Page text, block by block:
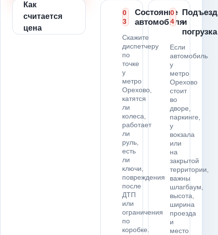
Как
считается
цена
0
3
Состояние
автомобиля
Скажите
диспетчеру
по
точке
у
метро
Орехово,
катятся
ли
колеса,
работает
ли
руль,
есть
ли
ключи,
повреждения
после
ДТП
или
ограничения
по
коробке.
0
4
Подъезд
и
погрузка
Если
автомобиль
у
метро
Орехово
стоит
во
дворе,
паркинге,
у
вокзала
или
на
закрытой
территории,
важны
шлагбаум,
высота,
ширина
проезда
и
место